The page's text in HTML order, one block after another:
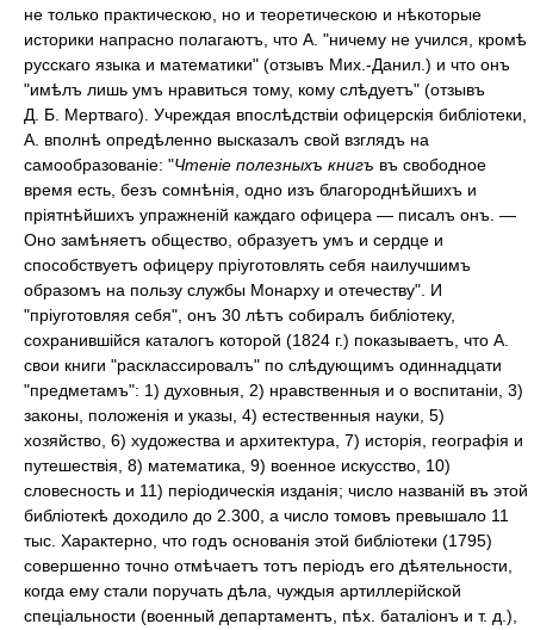
не только практическою, но и теоретическою и нѣкоторые
историки напрасно полагаютъ, что А. "ничему не учился, кромѣ
русскаго языка и математики" (отзывъ Мих.-Данил.) и что онъ
"имѣлъ лишь умъ нравиться тому, кому слѣдуетъ" (отзывъ
Д. Б. Мертваго). Учреждая впослѣдствіи офицерскія библіотеки,
А. вполнѣ опредѣленно высказалъ свой взглядъ на
самообразованіе: "Чтеніе полезныхъ книгъ въ свободное
время есть, безъ сомнѣнія, одно изъ благороднѣйшихъ и
пріятнѣйшихъ упражненій каждаго офицера — писалъ онъ. —
Оно замѣняетъ общество, образуетъ умъ и сердце и
способствуетъ офицеру пріуготовлять себя наилучшимъ
образомъ на пользу службы Монарху и отечеству". И
"пріуготовляя себя", онъ 30 лѣтъ собиралъ библіотеку,
сохранившійся каталогъ которой (1824 г.) показываетъ, что А.
свои книги "расклассировалъ" по слѣдующимъ одиннадцати
"предметамъ": 1) духовныя, 2) нравственныя и о воспитаніи, 3)
законы, положенія и указы, 4) естественныя науки, 5)
хозяйство, 6) художества и архитектура, 7) исторія, географія и
путешествія, 8) математика, 9) военное искусство, 10)
словесность и 11) періодическія изданія; число названій въ этой
библіотекѣ доходило до 2.300, а число томовъ превышало 11
тыс. Характерно, что годъ основанія этой библіотеки (1795)
совершенно точно отмѣчаетъ тотъ періодъ его дѣятельности,
когда ему стали поручать дѣла, чуждыя артиллерійской
спеціальности (военный департаментъ, пѣх. баталіонъ и т. д.),